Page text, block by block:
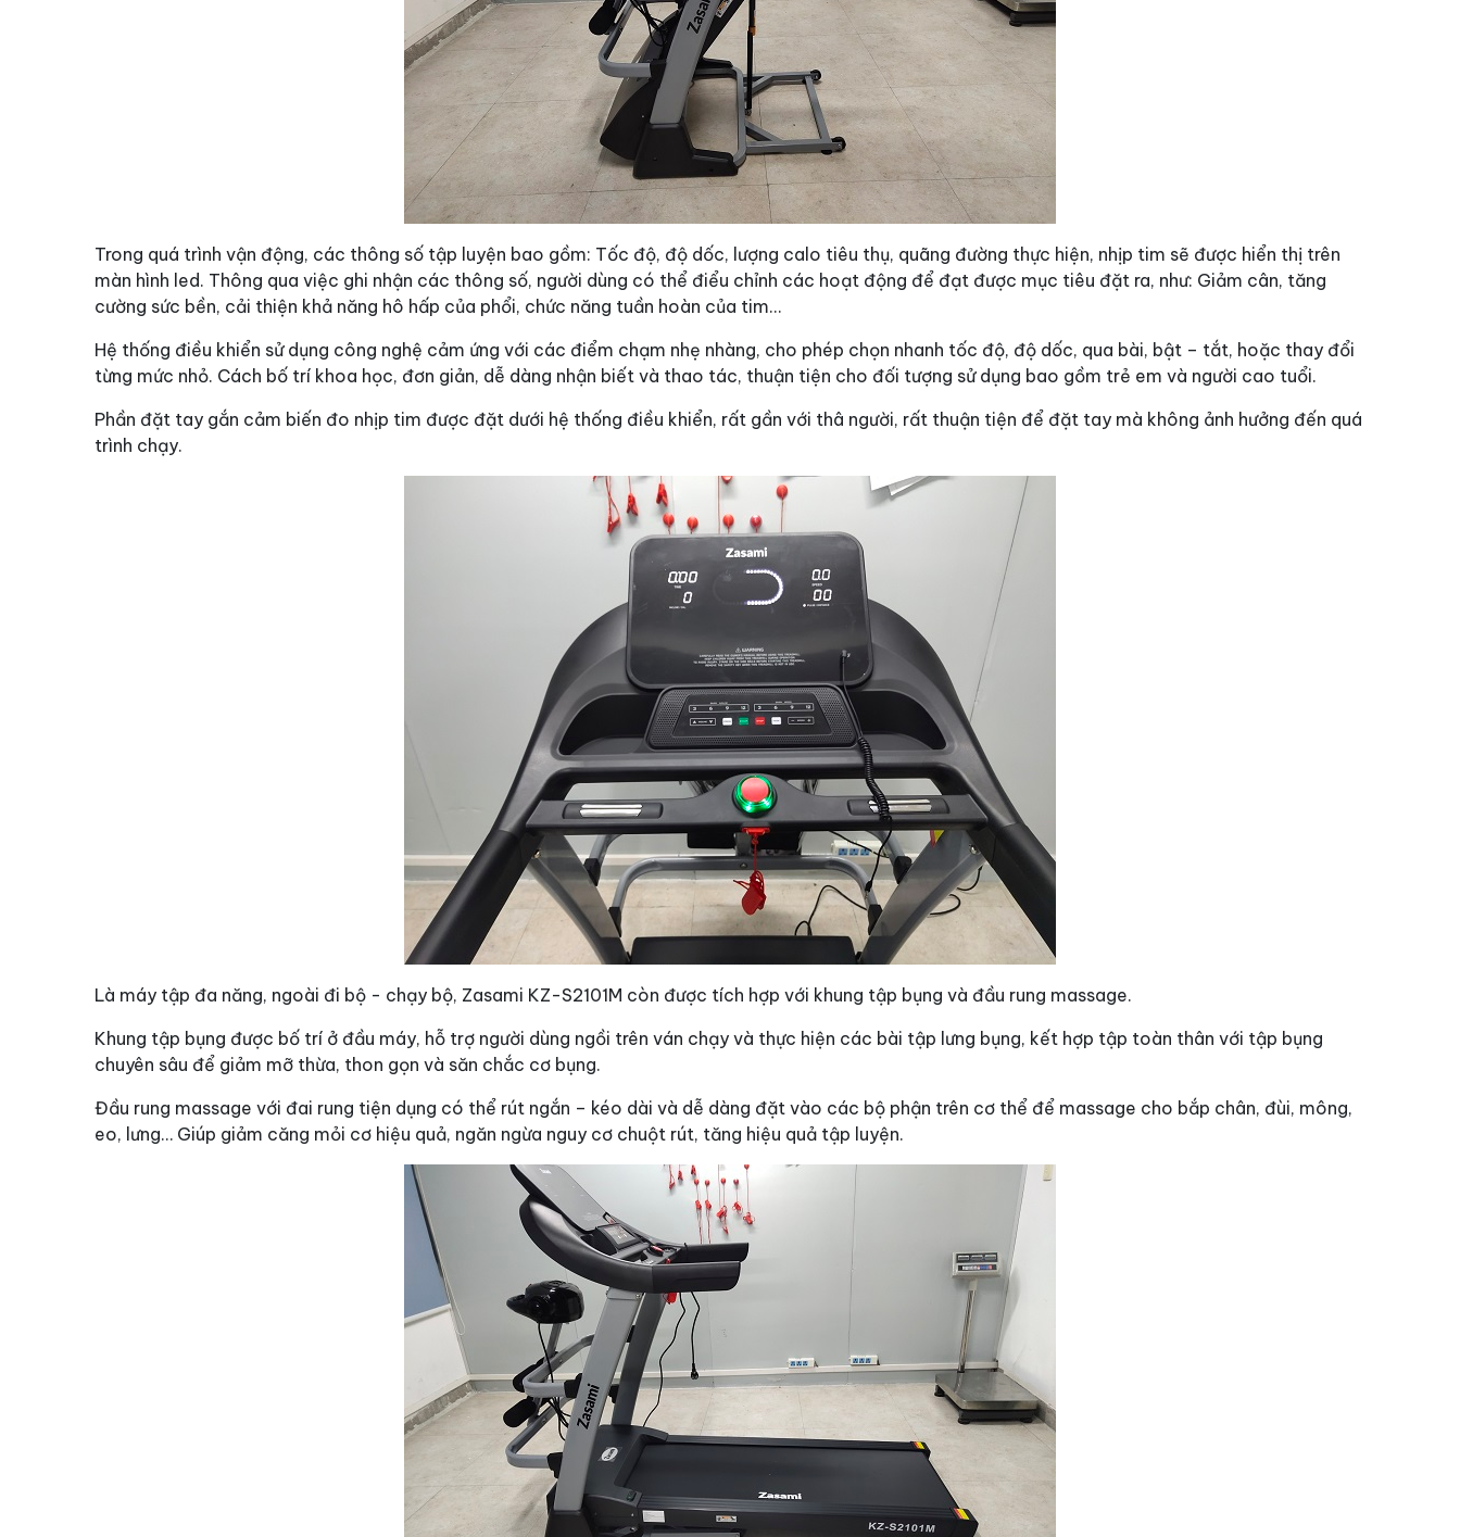
Trong quá trình vận động, các thông số tập luyện bao gồm: Tốc độ, độ dốc, lượng calo tiêu thụ, quãng đường thực hiện, nhịp tim sẽ được hiển thị trên
màn hình led. Thông qua việc ghi nhận các thông số, người dùng có thể điểu chỉnh các hoạt động để đạt được mục tiêu đặt ra, như: Giảm cân, tăng
cường sức bền, cải thiện khả năng hô hấp của phổi, chức năng tuần hoàn của tim…
Hệ thống điều khiển sử dụng công nghệ cảm ứng với các điểm chạm nhẹ nhàng, cho phép chọn nhanh tốc độ, độ dốc, qua bài, bật – tắt, hoặc thay đổi
từng mức nhỏ. Cách bố trí khoa học, đơn giản, dễ dàng nhận biết và thao tác, thuận tiện cho đối tượng sử dụng bao gồm trẻ em và người cao tuổi.
Phần đặt tay gắn cảm biến đo nhịp tim được đặt dưới hệ thống điều khiển, rất gần với thâ người, rất thuận tiện để đặt tay mà không ảnh hưởng đến quá
trình chạy.
Là máy tập đa năng, ngoài đi bộ - chạy bộ, Zasami KZ-S2101M còn được tích hợp với khung tập bụng và đầu rung massage.
Khung tập bụng được bố trí ở đầu máy, hỗ trợ người dùng ngồi trên ván chạy và thực hiện các bài tập lưng bụng, kết hợp tập toàn thân với tập bụng
chuyên sâu để giảm mỡ thừa, thon gọn và săn chắc cơ bụng.
Đầu rung massage với đai rung tiện dụng có thể rút ngắn – kéo dài và dễ dàng đặt vào các bộ phận trên cơ thể để massage cho bắp chân, đùi, mông,
eo, lưng… Giúp giảm căng mỏi cơ hiệu quả, ngăn ngừa nguy cơ chuột rút, tăng hiệu quả tập luyện.